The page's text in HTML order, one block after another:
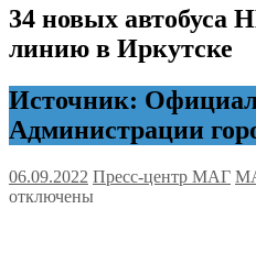
34 новых
линию в Иркутске
Источник:
Администрации
06.09.2022 Пресс-центр МАГ
отключены